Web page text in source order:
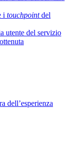
i touchpointdel
utente del servizio
dell’esperienza